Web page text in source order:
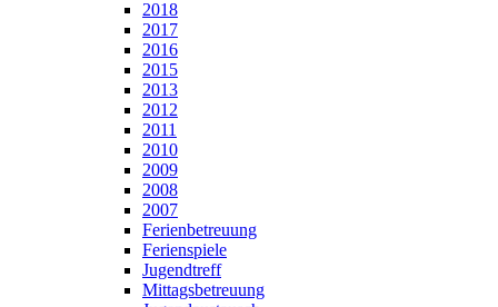
2018
2017
2016
2015
2013
2012
2011
2010
2009
2008
2007
Ferienbetreuung
Ferienspiele
Jugendtreff
Mittagsbetreuung